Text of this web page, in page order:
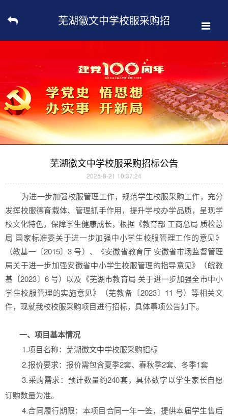
芜湖徽文中学校服采购招
标公告
芜湖徽文中学校服采购招标公告
2025-8-21 10:37:24
为进一步加强校服管理工作，规范学生校服采购工作，充分
发挥校服德育载体、管理抓手作用，提升学校办学品质，呈现学
校文化特色，保障学生健康成长，根据《教育部 工商总局 质检总
局 国家标准委关于进一步加强中小学生校服管理工作的意见》
（教基一〔2015〕3 号）、《安徽省教育厅 安徽省市场监督管理
局关于进一步加强安徽省中小学生校服管理的指导意见》（皖教
基〔2023〕6 号）以及《芜湖市教育局 关于进一步加强全市中小
学生校服管理的实施意见》（芜教备〔2023〕11 号）等相关文
件，现就我校校服采购项目进行招标，具体事项公告如下。
一、项目基本情况
1.项目名称：芜湖徽文中学校服采购招标
2.报价要求：报价需包含夏季2套、春秋季2套、冬季1套
3.采购需求：预计数量约240套，具体数字以学生家长自愿
订购数量为准。
4.合同履行期限：本项目合同一年一签，提供本届学生售后